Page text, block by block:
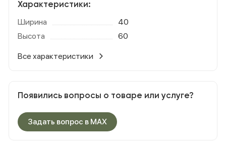
Характеристики:
Ширина
40
Высота
60
Все характеристики
Появились вопросы о товаре или услуге?
Задать вопрос в MAX